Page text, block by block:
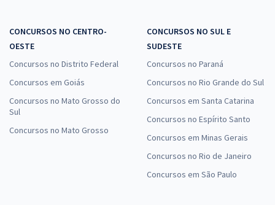
CONCURSOS NO CENTRO-
OESTE
Concursos no Distrito Federal
Concursos em Goiás
Concursos no Mato Grosso do
Sul
Concursos no Mato Grosso
CONCURSOS NO SUL E
SUDESTE
Concursos no Paraná
Concursos no Rio Grande do Sul
Concursos em Santa Catarina
Concursos no Espírito Santo
Concursos em Minas Gerais
Concursos no Rio de Janeiro
Concursos em São Paulo